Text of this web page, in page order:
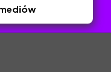
Autorskim.